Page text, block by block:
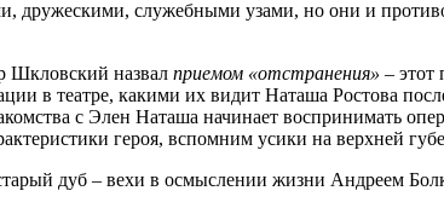
дружескими, служебными узами, но они и
Шкловский назвал приемом «отстранения» – этот
в театре, какими их видит Наташа Ростова
с Элен Наташа начинает воспринимать
героя, вспомним усики на верхней
дуб – вехи в осмыслении жизни Андреем